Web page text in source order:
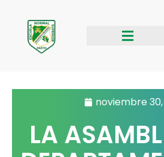
contenido
noviembre 30,
LA